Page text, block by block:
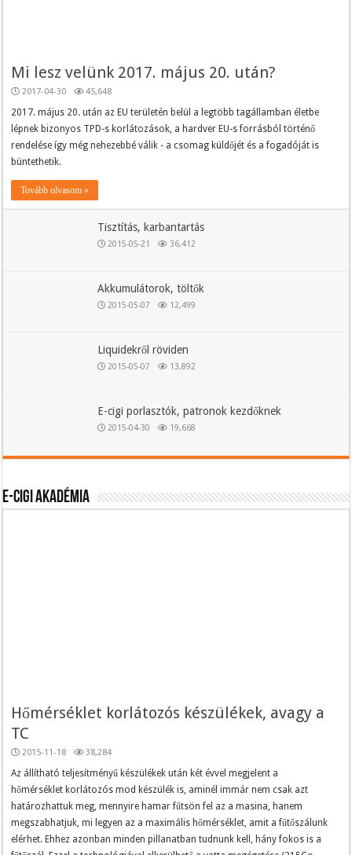
Mi lesz velünk 2017. május 20. után?
2017-04-30 45,648
2017. május 20. után az EU területén belül a legtöbb tagállamban életbe
lépnek bizonyos TPD-s korlátozások, a hardver EU-s forrásból történő
rendelése így még nehezebbé válik - a csomag küldőjét és a fogadóját is
büntethetik.
Tovább olvasom »
Tisztítás, karbantartás
2015-05-21 36,412
Akkumulátorok, töltők
2015-05-07 12,499
Liquidekről röviden
2015-05-07 13,892
E-cigi porlasztók, patronok kezdőknek
2015-04-30 19,668
E-cigi akadémia
Hőmérséklet korlátozós készülékek, avagy a
TC
2015-11-18 38,284
Az állítható teljesítményű készülékek után két évvel megjelent a
hőmérséklet korlátozós mod készülék is, aminél immár nem csak azt
határozhattuk meg, mennyire hamar fűtsön fel az a masina, hanem
megszabhatjuk, mi legyen az a maximális hőmérséklet, amit a fűtőszálunk
elérhet. Ehhez azonban minden pillanatban tudnunk kell, hány fokos is a